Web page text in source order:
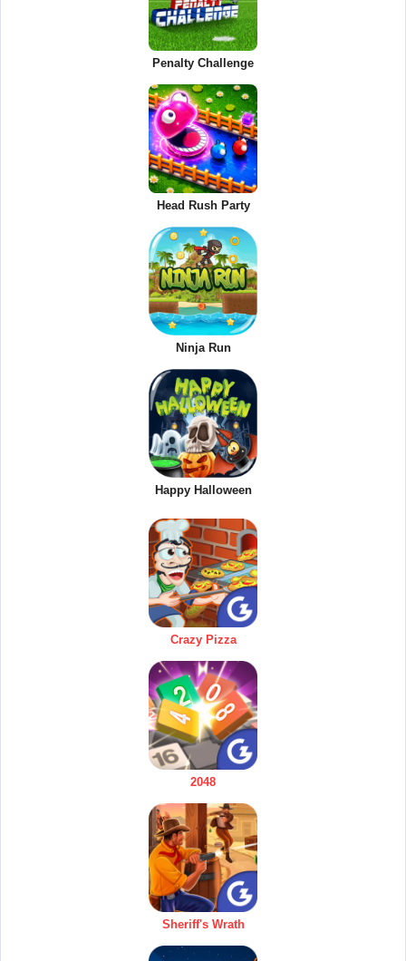
Penalty Challenge
Head Rush Party
Ninja Run
Happy Halloween
Crazy Pizza
2048
Sheriff's Wrath